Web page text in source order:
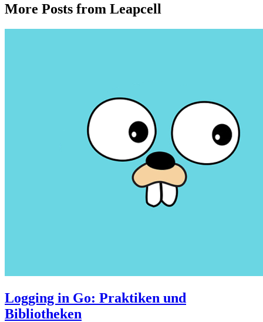
More Posts from Leapcell
Logging in Go: Praktiken und
Bibliotheken